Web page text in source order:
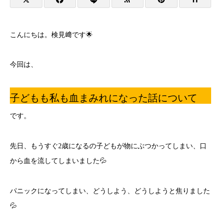
こんにちは。検見﨑です🌟
今回は、
子どもも私も血まみれになった話について
です。
先日、もうすぐ2歳になるの子どもが物にぶつかってしまい、口
から血を流してしまいました💦
パニックになってしまい、どうしよう、どうしようと焦りました
💦